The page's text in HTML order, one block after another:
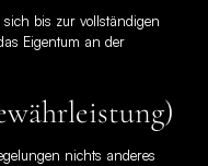
bis zur vollständigen
Eigentum an der
nichts anderes